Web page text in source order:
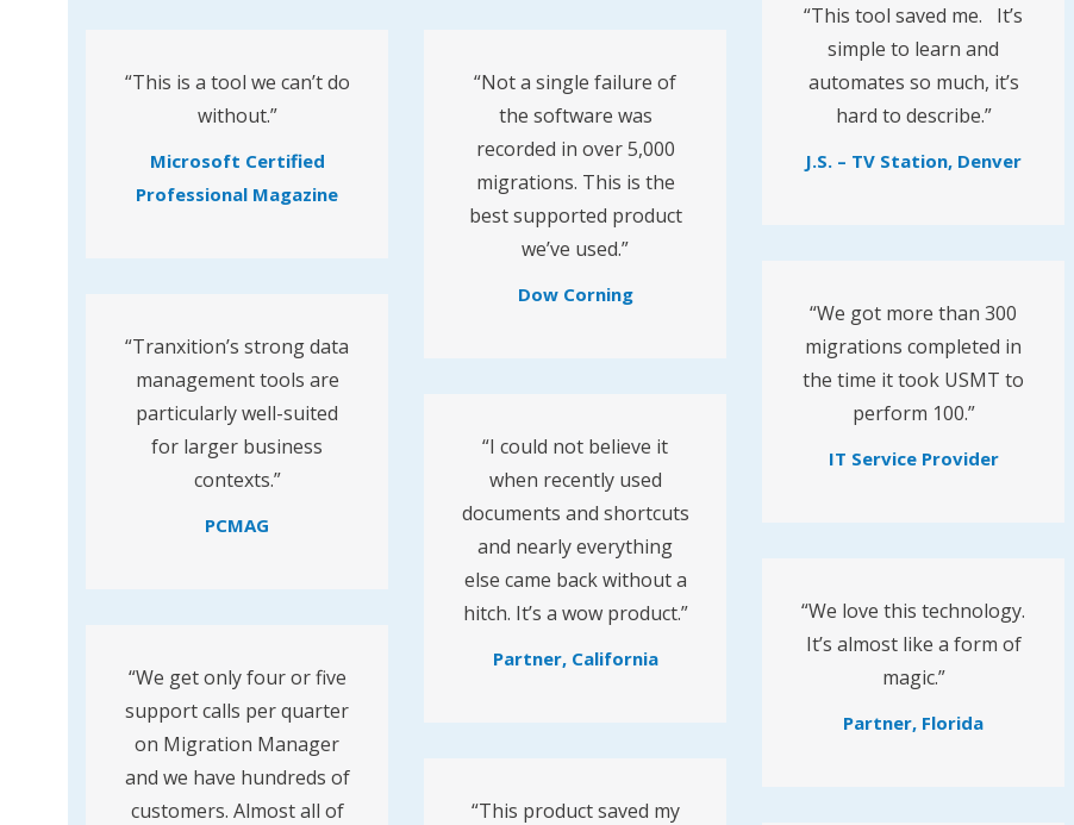
J.S. – TV Station, Denver
“This tool saved me. It’s
simple to learn and
automates so much, it’s
hard to describe.”
Microsoft Certified
Professional Magazine
“This is a tool we can’t do
without.”
Dow Corning
“Not a single failure of
the software was
recorded in over 5,000
migrations. This is the
best supported product
we’ve used.”
IT Service Provider
“We got more than 300
migrations completed in
the time it took USMT to
perform 100.”
PCMAG
“Tranxition’s strong data
management tools are
particularly well-suited
for larger business
contexts.”
Partner, California
“I could not believe it
when recently used
documents and shortcuts
and nearly everything
else came back without a
hitch. It’s a wow product.”
Partner, Florida
“We love this technology.
It’s almost like a form of
magic.”
“We get only four or five
support calls per quarter
on Migration Manager
and we have hundreds of
customers. Almost all of
“This product saved my